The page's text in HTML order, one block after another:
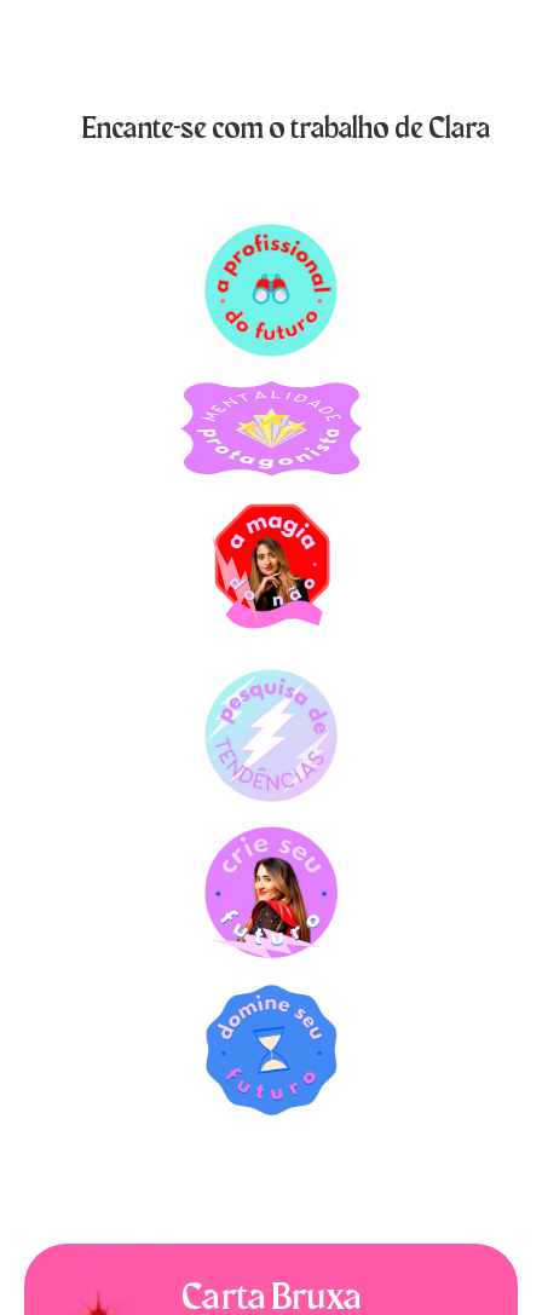
Encante-se com o trabalho de Clara
Carta Bruxa